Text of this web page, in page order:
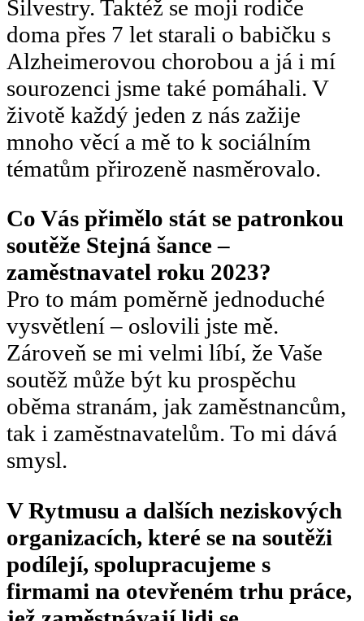
Silvestry. Taktéž se moji rodiče
doma přes 7 let starali o babičku s
Alzheimerovou chorobou a já i mí
sourozenci jsme také pomáhali. V
životě každý jeden z nás zažije
mnoho věcí a mě to k sociálním
tématům přirozeně nasměrovalo.
Co Vás přimělo stát se patronkou
soutěže Stejná šance –
zaměstnavatel roku 2023?
Pro to mám poměrně jednoduché
vysvětlení – oslovili jste mě.
Zároveň se mi velmi líbí, že Vaše
soutěž může být ku prospěchu
oběma stranám, jak zaměstnancům,
tak i zaměstnavatelům. To mi dává
smysl.
V Rytmusu a dalších neziskových
organizacích, které se na soutěži
podílejí, spolupracujeme s
firmami na otevřeném trhu práce,